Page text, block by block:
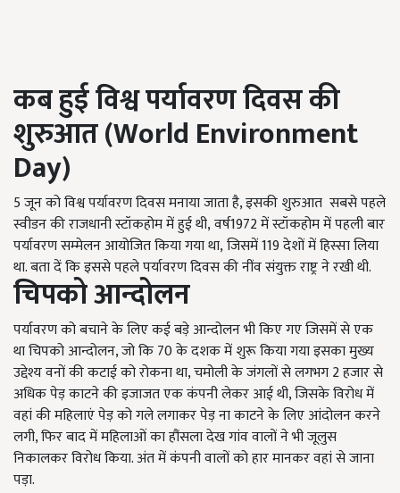
कब हुई विश्व पर्यावरण दिवस की
शुरुआत (World Environment
Day)
5 जून को विश्व पर्यावरण दिवस मनाया जाता है, इसकी शुरुआत सबसे पहले
स्वीडन की राजधानी स्टॉकहोम में हुई थी,वर्ष1972 में स्टॉकहोम में पहली बार
पर्यावरण सम्मेलन आयोजित किया गया था,जिसमें 119 देशों में हिस्सा लिया
था. बता दें कि इससे पहले पर्यावरण दिवस की नींव संयुक्त राष्ट्र ने रखी थी.
चिपको आन्दोलन
पर्यावरण को बचाने के लिए कई बड़े आन्दोलन भी किए गए जिसमें से एक
था चिपको आन्दोलन, जो कि 70 के दशक में शुरू किया गया इसका मुख्य
उद्देश्य वनों की कटाई को रोकना था, चमोली के जंगलों से लगभग 2 हजार से
अधिक पेड़ काटने की इजाजत एक कंपनी लेकर आई थी, जिसके विरोध में
वहां की महिलाएं पेड़ को गले लगाकर पेड़ ना काटने के लिए आंदोलन करने
लगी, फिर बाद में महिलाओं का हौंसला देख गांव वालों ने भी जूलुस
निकालकर विरोध किया. अंत में कंपनी वालों को हार मानकर वहां से जाना
पड़ा.